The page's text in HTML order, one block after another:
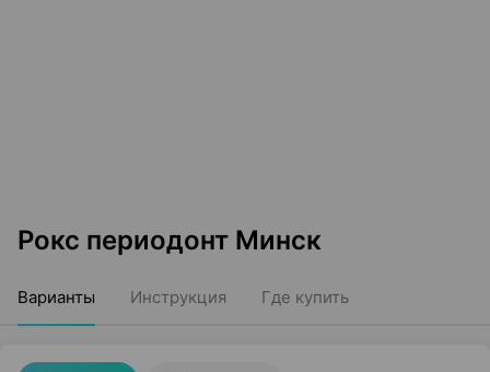
Рокс периодонт Минск
Варианты Инструкция Где купить